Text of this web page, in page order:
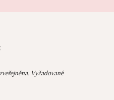
Vyžadované